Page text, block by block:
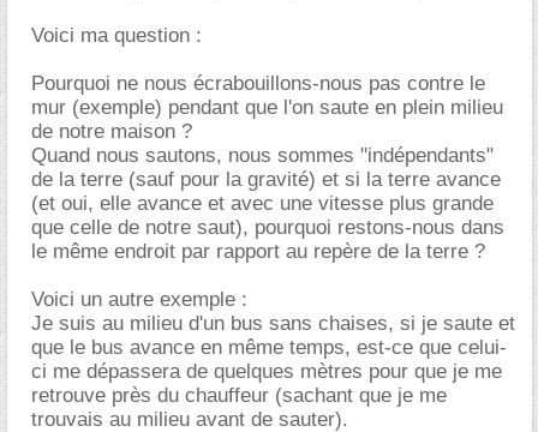
Voici ma question :
Pourquoi ne nous écrabouillons-nous pas contre le
mur (exemple) pendant que l'on saute en plein milieu
de notre maison ?
Quand nous sautons, nous sommes "indépendants"
de la terre (sauf pour la gravité) et si la terre avance
(et oui, elle avance et avec une vitesse plus grande
que celle de notre saut), pourquoi restons-nous dans
le même endroit par rapport au repère de la terre ?
Voici un autre exemple :
Je suis au milieu d'un bus sans chaises, si je saute et
que le bus avance en même temps, est-ce que celui-
ci me dépassera de quelques mètres pour que je me
retrouve près du chauffeur (sachant que je me
trouvais au milieu avant de sauter).